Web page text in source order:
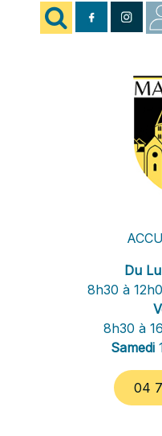
Du
8h30 à
8h30 à
Samedi
04